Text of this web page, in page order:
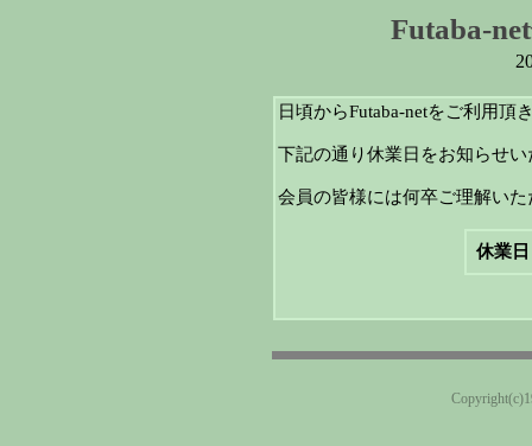
Futaba-
日頃からFutaba-netをご利用頂
下記の通り休業日をお知らせ
会員の皆様には何卒ご理解い
休業日